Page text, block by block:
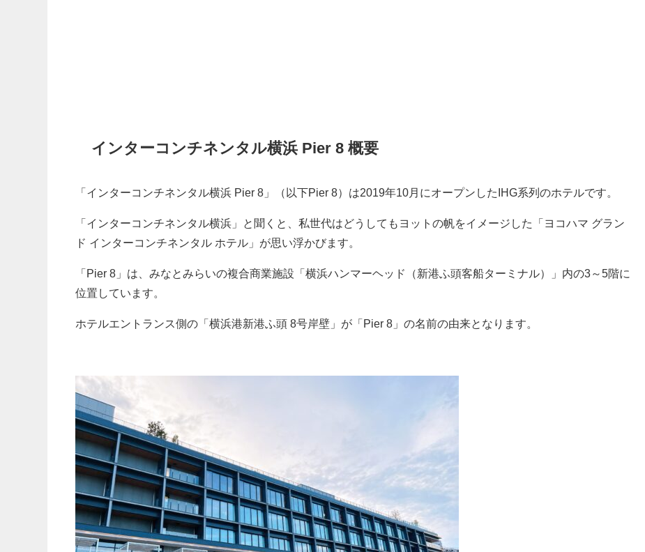
インターコンチネンタル横浜 Pier 8 概要
「インターコンチネンタル横浜 Pier 8」（以下Pier 8）は2019年10月にオープンしたIHG系列のホテルです。
「インターコンチネンタル横浜」と聞くと、私世代はどうしてもヨットの帆をイメージした「ヨコハマ グラン
ド インターコンチネンタル ホテル」が思い浮かびます。
「Pier 8」は、みなとみらいの複合商業施設「横浜ハンマーヘッド（新港ふ頭客船ターミナル）」内の3～5階に
位置しています。
ホテルエントランス側の「横浜港新港ふ頭 8号岸壁」が「Pier 8」の名前の由来となります。